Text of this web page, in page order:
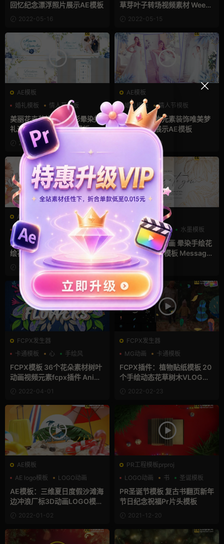
回忆纪念漂浮照片展示AE模板
2022-05-16
草芽叶子转场视频素材 Weed
FX 2022-05-15
AE模板
婚礼模板
情人节模板
树叶
美丽花卉装饰水墨水彩晕染婚
礼邀请函AE婚礼请柬模板
2022-05-15
AE模板
婚礼模板
情人节模板
手绘风
水彩手绘植物元素装饰唯美梦
幻婚礼照片展示AE模板
2022-05-10
AE模板
婚礼模板
幻灯片 树叶
水彩花卉婚礼模板 水墨晕染手
绘花朵婚礼照片AE相册模板 W
edding Slideshow
2022-04-21
AE模板
婚礼模板
树叶 水墨模板
婚礼照片展示动画 晕染手绘花
卉AE水墨相册模板 Message
To You Inked Slideshow
2022-04-21
FCPX发生器
卡通模板
心 手绘风
FCPX模板 36个花朵素材树叶
动画视频元素fcpx插件 Anima
ted Flowers
2022-04-01
FCPX发生器
MG动画
卡通模板
支持Intel+M芯片
FCPX插件：植物贴纸模板 20
个手绘动态花草树木VLOG贴
图动画fcpx插件 Flowers And
Trees
2022-02-23
AE模板
AE logo模板
LOGO动画
儿童
AE模板：三维夏日度假沙滩海
边冲浪厂标3D动画LOGO模板
Summer Logo
2022-01-02
PR工程模板prproj
LOGO动画
书 圣诞模板
PR圣诞节模板 复古书翻页新年
节日纪念祝福Pr片头模板
2021-12-20